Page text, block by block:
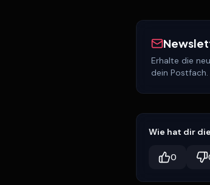
Erhalte die
dein Postfach.
Wie hat dir
0